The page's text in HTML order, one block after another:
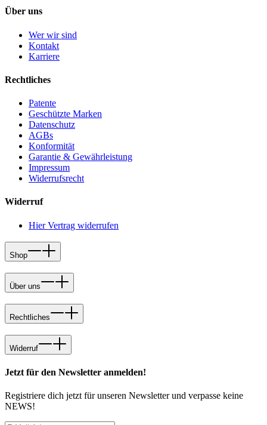
Über uns
Wer wir sind
Kontakt
Karriere
Rechtliches
Patente
Geschützte Marken
Datenschutz
AGBs
Konformität
Garantie & Gewährleistung
Impressum
Widerrufsrecht
Widerruf
Hier Vertrag widerrufen
Shop
Über uns
Rechtliches
Widerruf
Jetzt für den Newsletter anmelden!
Registriere dich jetzt für unseren Newsletter und verpasse keine
NEWS!